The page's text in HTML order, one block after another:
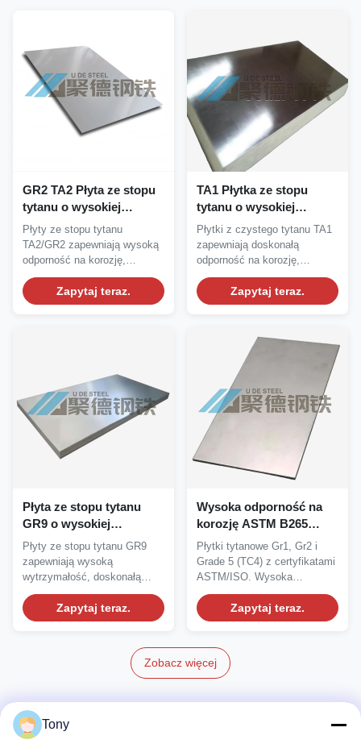
GR2 TA2 Płyta ze stopu
tytanu o wysokiej
odporności na korozję,
zrównoważonych
właściwościach
mechanicznych i
doskonałej obrabialności
Płyty ze stopu tytanu
TA2/GR2 zapewniają wysoką
odporność na korozję,
zrównoważone właściwości...
Zapytaj teraz.
TA1 Płytka ze stopu
tytanu o wysokiej
odporności na korozję,
biokompatybilności
medycznej i stosunku
wysokiej wytrzymałości
do lekkiej wagi
Płytki z czystego tytanu TA1
zapewniają doskonałą
odporność na korozję,
biokompatybilność klasy...
Zapytaj teraz.
Płyta ze stopu tytanu
GR9 o wysokiej
odporności na korozję,
lekka, wysoka
wytrzymałość i
doskonała
odkształcalność na
zimno
Płyty ze stopu tytanu GR9
zapewniają wysoką
wytrzymałość, doskonałą
odporność na korozję,...
Zapytaj teraz.
Wysoka odporność na
korozję ASTM B265
Standardowy stopień 5
TC4 Płytka tytanowa i
arkusze ze stopu tytanu
Płytki tytanowe Gr1, Gr2 i
Grade 5 (TC4) z certyfikatami
ASTM/ISO. Wysoka
odporność na korozję,...
Zapytaj teraz.
Zobacz więcej
Rura ze stopu tytanu
Tony